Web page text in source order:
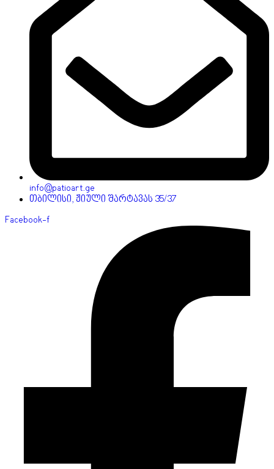
info@patioart.ge
თბილისი, ჟიული შარტავას 35/37
Facebook-f